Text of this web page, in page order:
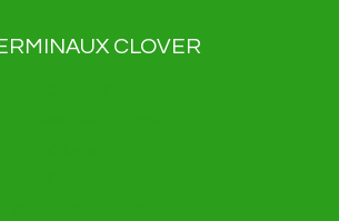
CLOVER